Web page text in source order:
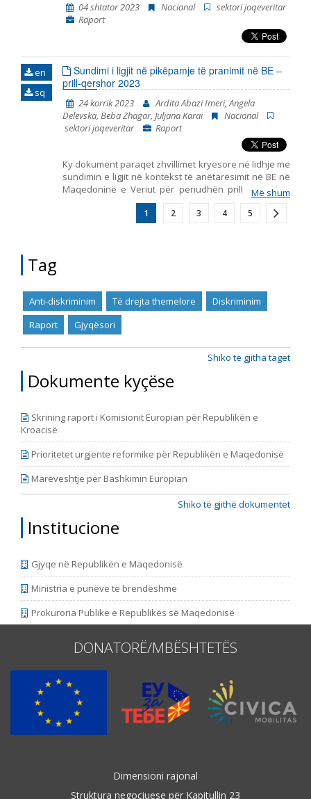
04 shtator 2023 Nacional
sektori joqeveritar
Raport
en
sq
Sundimi i ligjit në pikëpamje të pranimit në BE –
prill-qershor 2023
24 korrik 2023
Ardita Abazi Imeri, Angela
Delevska, Beba Zhagar, Juljana Karai
Nacional
sektori joqeveritar
Raport
Ky dokument paraqet zhvillimet kryesore në lidhje me
sundimin e ligjit në kontekst të anëtarësimit në BE në
Maqedoninë e Veriut për periudhën prill – qershor
2022. Ai përfshin monitorimin e themeleve të
anëtarësimit në BE, duke përfshirë zhvillimet
kryesore në funksionimin e institucioneve
Më shum
1 2 3 4 5
Tag
Anti-diskriminim Të drejta themelore
Diskriminim
Raport
Gjyqësori
Shiko të gjitha taget
Dokumente kyçëse
Skrining raport i Komisionit Europian për Republikën e
Kroacisë
Prioritetet urgjente reformike për Republikën e Maqedonisë
Marëveshtje për Bashkimin Europian
Shiko të gjithë dokumentet
Institucione
Gjyqe në Republikën e Maqedonisë
Ministria e punëve të brendëshme
Prokuroria Publike e Republikës së Maqedonisë
DONATORË/MBËSHTETËS
Dimensioni rajonal
Struktura negociuese për Kapitullin 23